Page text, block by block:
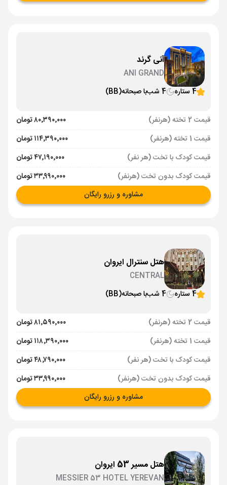
آنی گرند
ANI GRAND
4 ستاره
4 شب با صبحانه(BB)
قیمت 2 تخته (هرنفر)
۸۰٬۳۹۰٬۰۰۰ تومان
قیمت 1 تخته (هرنفر)
۱۱۴٬۳۹۰٬۰۰۰ تومان
قیمت کودک با تخت (هر نفر)
۴۷٬۱۹۰٬۰۰۰ تومان
قیمت کودک بدون تخت (هرنفر)
۳۳٬۹۹۰٬۰۰۰ تومان
مشاوره و رزرو رایگان
هتل سنترال ایروان
CENTRAL
4 ستاره
4 شب با صبحانه(BB)
قیمت 2 تخته (هرنفر)
۸۱٬۵۹۰٬۰۰۰ تومان
قیمت 1 تخته (هرنفر)
۱۱۸٬۳۹۰٬۰۰۰ تومان
قیمت کودک با تخت (هر نفر)
۴۸٬۷۹۰٬۰۰۰ تومان
قیمت کودک بدون تخت (هرنفر)
۳۳٬۹۹۰٬۰۰۰ تومان
مشاوره و رزرو رایگان
هتل مسیر 53 ایروان
MESSIER 53 HOTEL YEREVAN